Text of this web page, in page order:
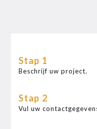
Stap 1
Beschrijf uw project.
Stap 2
Vul uw